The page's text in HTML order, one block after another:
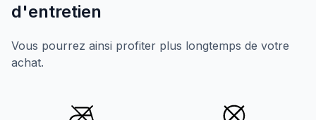
d'entretien
Vous pourrez ainsi profiter plus longtemps de votre
achat.